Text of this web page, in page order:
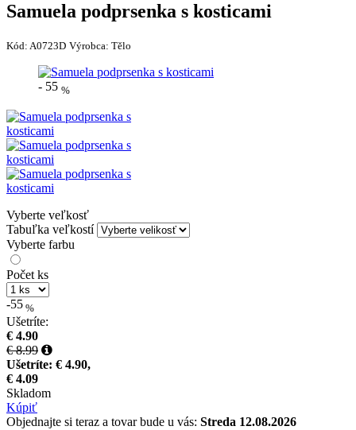
Samuela podprsenka s kosticami
Kód: A0723D Výrobca: Tělo
- 55 %
Vyberte veľkosť
Tabuľka veľkostí
Vyberte farbu
Počet ks
-55 %
Ušetríte:
€ 4.90
€ 8.99
Ušetríte: € 4.90,
€ 4.09
Skladom
Kúpiť
Objednajte si teraz a tovar bude u vás: Streda 12.08.2026